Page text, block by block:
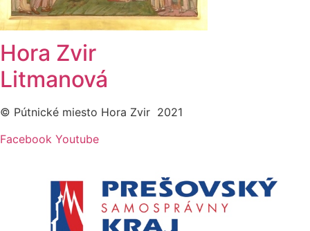
Hora Zvir
Litmanová
© Pútnické miesto Hora Zvir 2021
Facebook Youtube